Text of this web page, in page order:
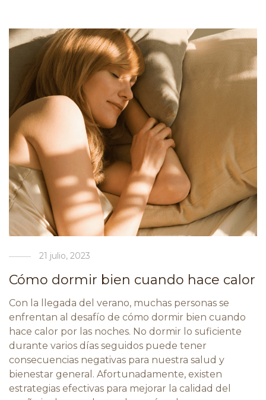
21 julio, 2023
Cómo dormir bien cuando hace calor
Con la llegada del verano, muchas personas se
enfrentan al desafío de cómo dormir bien cuando
hace calor por las noches. No dormir lo suficiente
durante varios días seguidos puede tener
consecuencias negativas para nuestra salud y
bienestar general. Afortunadamente, existen
estrategias efectivas para mejorar la calidad del